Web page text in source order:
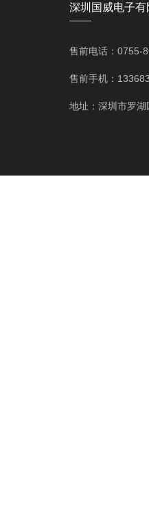
深圳国威电子有
——
售前电话：0755-
售前手机：
地址：深圳市罗